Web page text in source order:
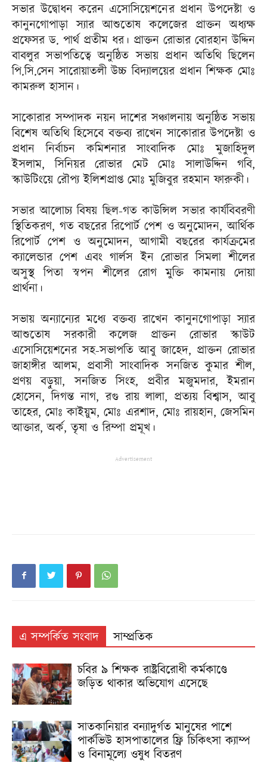
সভার উদ্বোধন করেন এসোসিয়েশনের প্রধান উপদেষ্টা ও
কানুনগোপাড়া স্যার আশুতোষ কলেজের প্রাক্তন অধ্যক্ষ
প্রফেসর ড. পার্থ প্রতীম ধর। প্রাক্তন রোভার বোরহান উদ্দিন
বাবলুর সভাপতিত্বে অনুষ্ঠিত সভায় প্রধান অতিথি ছিলেন
পি.সি.সেন সারোয়াতলী উচ্চ বিদ্যালয়ের প্রধান শিক্ষক মোঃ
কামরুল হাসান।
সাকোরার সম্পাদক নয়ন দাশের সঞ্চালনায় অনুষ্ঠিত সভায়
বিশেষ অতিথি হিসেবে বক্তব্য রাখেন সাকোরার উপদেষ্টা ও
প্রধান নির্বাচন কমিশনার সাংবাদিক মোঃ মুজাহিদুল
ইসলাম, সিনিয়র রোভার মেট মোঃ সালাউদ্দিন গবি,
স্কাউটিংয়ে রৌপ্য ইলিশপ্রাপ্ত মোঃ মুজিবুর রহমান ফারুকী।
সভার আলোচ্য বিষয় ছিল-গত কাউন্সিল সভার কার্যবিবরণী
স্থিতিকরণ, গত বছরের রিপোর্ট পেশ ও অনুমোদন, আর্থিক
রিপোর্ট পেশ ও অনুমোদন, আগামী বছরের কার্যক্রমের
ক্যালেন্ডার পেশ এবং গার্লস ইন রোভার সিমলা শীলের
অসুস্থ পিতা স্বপন শীলের রোগ মুক্তি কামনায় দোয়া
প্রার্থনা।
সভায় অন্যান্যের মধ্যে বক্তব্য রাখেন কানুনগোপাড়া স্যার
আশুতোষ সরকারী কলেজ প্রাক্তন রোভার স্কাউট
এসোসিয়েশনের সহ-সভাপতি আবু জাহেদ, প্রাক্তন রোভার
জাহাঙ্গীর আলম, প্রবাসী সাংবাদিক সনজিত কুমার শীল,
প্রণয় বড়ুয়া, সনজিত সিংহ, প্রবীর মজুমদার, ইমরান
হোসেন, দিগন্ত নাগ, রগু রায় লালা, প্রত্যয় বিশ্বাস, আবু
তাহের, মোঃ কাইয়ুম, মোঃ এরশাদ, মোঃ রায়হান, জেসমিন
আক্তার, অর্ক, তৃষা ও রিম্পা প্রমূখ।
Advertisement
এ সম্পর্কিত সংবাদ
সাম্প্রতিক
চবির ৯ শিক্ষক রাষ্ট্রবিরোধী কর্মকাণ্ডে
জড়িত থাকার অভিযোগ এসেছে
সাতকানিয়ার বন্যাদুর্গত মানুষের পাশে
পার্কভিউ হাসপাতালের ফ্রি চিকিৎসা ক্যাম্প
ও বিনামূল্যে ওষুধ বিতরণ